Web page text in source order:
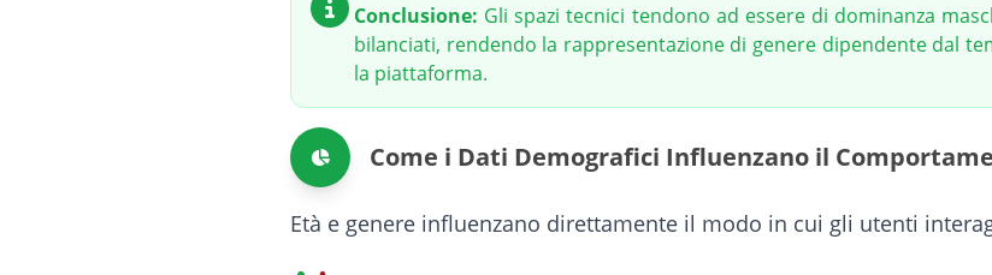
Conclusione: Gli spazi tecnici tendono ad essere di dominanza
bilanciati, rendendo la rappresentazione di genere dipendente dal
la piattaforma.
Come i Dati Demografici Influenzano il
Età e genere influenzano direttamente il modo in cui gli utenti